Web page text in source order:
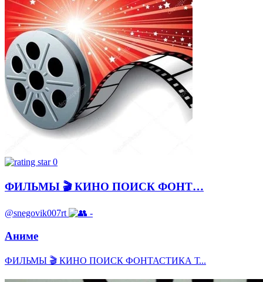
0
ФИЛЬМЫ 🎬 КИНО ПОИСК ФОНТ…
@snegovik007rt -
Аниме
ФИЛЬМЫ 🎬 КИНО ПОИСК ФОНТАСТИКА Т...